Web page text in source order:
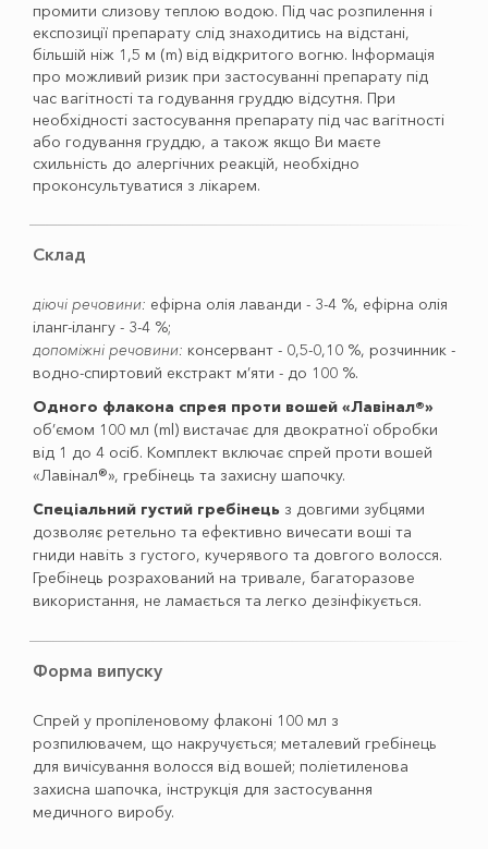
промити слизову теплою водою. Під час розпилення і
експозиції препарату слід знаходитись на відстані,
більшій ніж 1,5 м (m) від відкритого вогню. Інформація
про можливий ризик при застосуванні препарату під
час вагітності та годування груддю відсутня. При
необхідності застосування препарату під час вагітності
або годування груддю, а також якщо Ви маєте
схильність до алергічних реакцій, необхідно
проконсультуватися з лікарем.
Склад
діючі речовини: ефірна олія лаванди - 3-4 %, ефірна олія
іланг-ілангу - 3-4 %;
допоміжні речовини: консервант - 0,5-0,10 %, розчинник -
водно-спиртовий екстракт м’яти - до 100 %.
Одного флакона спрея проти вошей «Лавінал®»
об’ємом 100 мл (ml) вистачає для двократної обробки
від 1 до 4 осіб. Комплект включає спрей проти вошей
«Лавінал®», гребінець та захисну шапочку.
Спеціальний густий гребінець з довгими зубцями
дозволяє ретельно та ефективно вичесати воші та
гниди навіть з густого, кучерявого та довгого волосся.
Гребінець розрахований на тривале, багаторазове
використання, не ламається та легко дезінфікується.
Форма випуску
Спрей у пропіленовому флаконі 100 мл з
розпилювачем, що накручується; металевий гребінець
для вичісування волосся від вошей; поліетиленова
захисна шапочка, інструкція для застосування
медичного виробу.